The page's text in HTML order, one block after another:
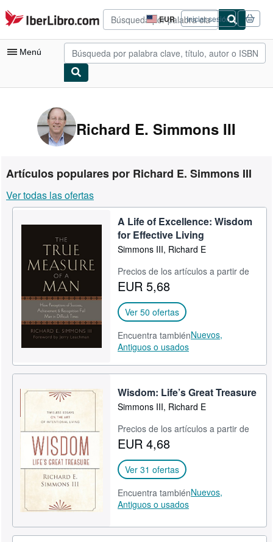
Pasar al contenido principal
IberLibro.com EUR
Preferencias
de
compra
del
Iniciar sesión
Menú
Consultar mis pedidos
Búsqueda avanzada
Libros antiguos
Arte y coleccionismo
Vendedores
Comenzar a vender
Ayuda
CERRAR
Richard E. Simmons III
Artículos populares por Richard E. Simmons III
Ver todas las ofertas
A Life of Excellence: Wisdom
for Effective Living
Simmons III, Richard E
Precios de los artículos a partir de
EUR 5,68
Ver 50 ofertas
Encuentra tambiénNuevos,
Antiguos o usados
Wisdom: Life’s Great Treasure
Simmons III, Richard E
Precios de los artículos a partir de
EUR 4,68
Ver 31 ofertas
Encuentra tambiénNuevos,
Antiguos o usados